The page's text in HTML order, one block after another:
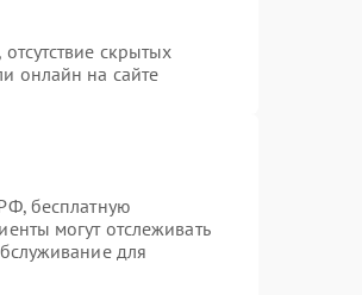
скрытых
онлайн на сайте
бесплатную
могут отслеживать
для